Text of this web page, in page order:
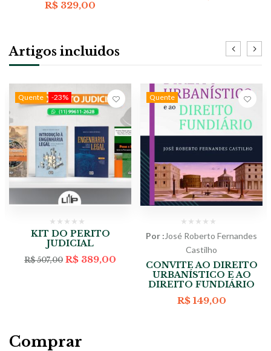
R$ 329,00
Artigos incluidos
Quente -23%
KIT DO PERITO
JUDICIAL
R$507,00 O
preço
R$ 389,00
Quente
Por : José Roberto Fernandes
Castilho
CONVITE AO DIREITO
URBANÍSTICO E AO
DIREITO FUNDIÁRIO
R$149,00
Comprar